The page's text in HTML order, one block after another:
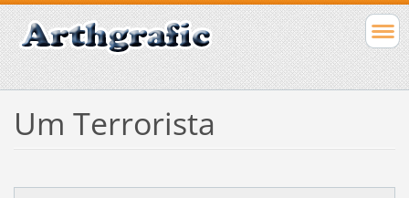
Um Terrorista